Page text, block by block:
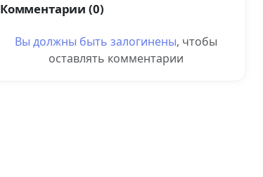
Комментарии (0)
Вы должны быть залогинены, чтобы
оставлять комментарии